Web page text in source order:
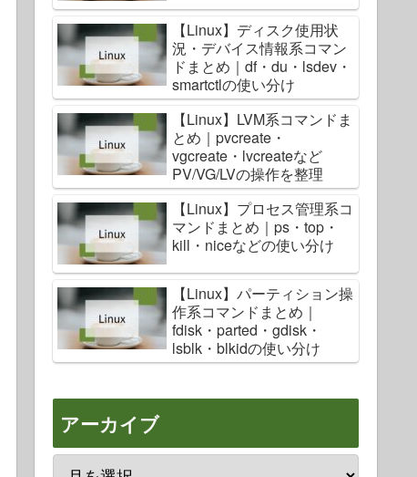
【Linux】ディスク使用状
況・デバイス情報系コマン
ドまとめ｜df・du・lsdev・
smartctlの使い分け
【Linux】LVM系コマンドま
とめ｜pvcreate・
vgcreate・lvcreateなど
PV/VG/LVの操作を整理
【Linux】プロセス管理系コ
マンドまとめ｜ps・top・
kill・niceなどの使い分け
【Linux】パーティション操
作系コマンドまとめ｜
fdisk・parted・gdisk・
lsblk・blkidの使い分け
アーカイブ